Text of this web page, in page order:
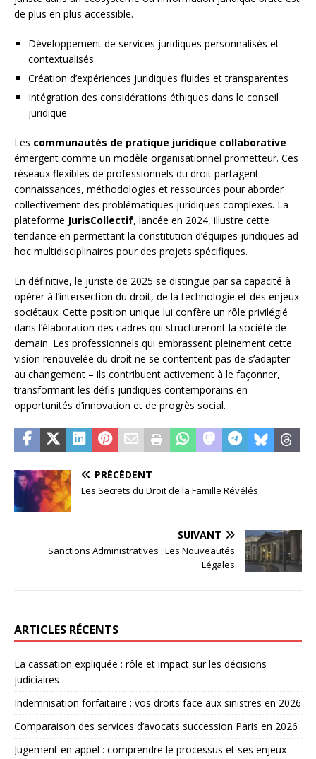
de plus en plus accessible.
Développement de services juridiques personnalisés et
contextualisés
Création d’expériences juridiques fluides et transparentes
Intégration des considérations éthiques dans le conseil
juridique
Les communautés de pratique juridique collaborative
émergent comme un modèle organisationnel prometteur. Ces
réseaux flexibles de professionnels du droit partagent
connaissances, méthodologies et ressources pour aborder
collectivement des problématiques juridiques complexes. La
plateforme JurisCollectif, lancée en 2024, illustre cette
tendance en permettant la constitution d’équipes juridiques ad
hoc multidisciplinaires pour des projets spécifiques.
En définitive, le juriste de 2025 se distingue par sa capacité à
opérer à l’intersection du droit, de la technologie et des enjeux
sociétaux. Cette position unique lui confère un rôle privilégié
dans l’élaboration des cadres qui structureront la société de
demain. Les professionnels qui embrassent pleinement cette
vision renouvelée du droit ne se contentent pas de s’adapter
au changement – ils contribuent activement à le façonner,
transformant les défis juridiques contemporains en
opportunités d’innovation et de progrès social.
PRÉCÉDENT
Les Secrets du Droit de la Famille Révélés
SUIVANT
Sanctions Administratives : Les Nouveautés
Légales
ARTICLES RÉCENTS
La cassation expliquée : rôle et impact sur les décisions
judiciaires
Indemnisation forfaitaire : vos droits face aux sinistres en 2026
Comparaison des services d’avocats succession Paris en 2026
Jugement en appel : comprendre le processus et ses enjeux